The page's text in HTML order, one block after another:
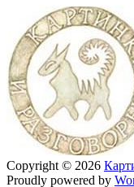
Copyright © 2026
Proudly powered by